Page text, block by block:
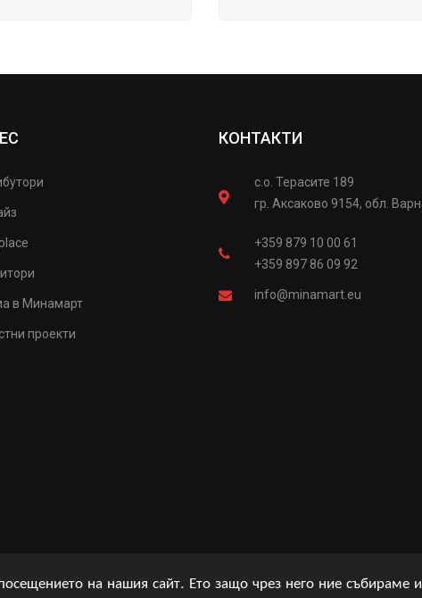
на нашия сайт. Ето защо чрез него ние събираме
в Минамарт
проекти
КОНТАКТИ
с.о. Терасите 189
гр. Аксаково 9154, обл.
+359 879 10 00 61
+359 897 86 09 92
info@minamart.eu